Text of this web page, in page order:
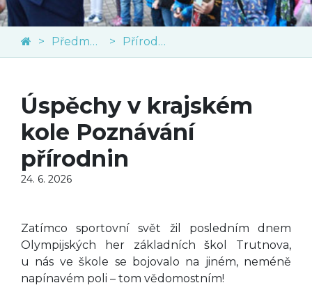
Předměty Přírodní vědy
Úspěchy v krajském
kole Poznávání
přírodnin
24. 6. 2026
Zatímco sportovní svět žil posledním dnem
Olympijských her základních škol Trutnova,
u nás ve škole se bojovalo na jiném, neméně
napínavém poli – tom vědomostním!